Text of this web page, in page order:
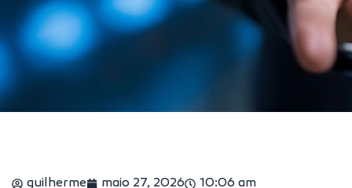
guilherme maio 27, 2026
10:06 am